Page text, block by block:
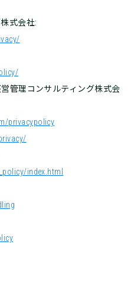
式会社:
管理コンサルティング株式会
privacypolicy
index.html